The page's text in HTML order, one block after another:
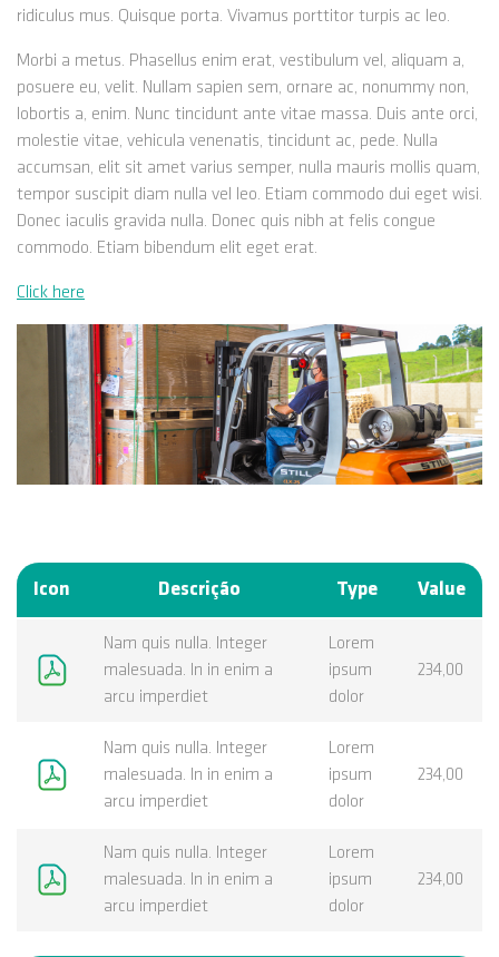
ridiculus mus. Quisque porta. Vivamus porttitor turpis ac leo.
Morbi a metus. Phasellus enim erat, vestibulum vel, aliquam a,
posuere eu, velit. Nullam sapien sem, ornare ac, nonummy non,
lobortis a, enim. Nunc tincidunt ante vitae massa. Duis ante orci,
molestie vitae, vehicula venenatis, tincidunt ac, pede. Nulla
accumsan, elit sit amet varius semper, nulla mauris mollis quam,
tempor suscipit diam nulla vel leo. Etiam commodo dui eget wisi.
Donec iaculis gravida nulla. Donec quis nibh at felis congue
commodo. Etiam bibendum elit eget erat.
Click here
Icon Descrição Type Value
Nam quis nulla. Integer
malesuada. In in enim a
arcu imperdiet
Lorem
ipsum
dolor
234,00
Nam quis nulla. Integer
malesuada. In in enim a
arcu imperdiet
Lorem
ipsum
dolor
234,00
Nam quis nulla. Integer
malesuada. In in enim a
arcu imperdiet
Lorem
ipsum
dolor
234,00